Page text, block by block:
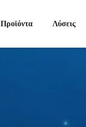
Προϊόντα Λύσεις